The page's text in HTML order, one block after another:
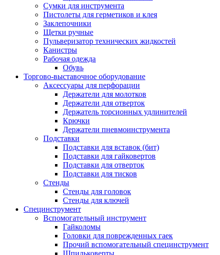
Сумки для инструмента
Пистолеты для герметиков и клея
Заклепочники
Щетки ручные
Пульверизатор технических жидкостей
Канистры
Рабочая одежда
Обувь
Торгово-выставочное оборудование
Аксессуары для перфорации
Держатели для молотков
Держатели для отверток
Держатель торсионных удлинителей
Крючки
Держатели пневмоинструмента
Подставки
Подставки для вставок (бит)
Подставки для гайковертов
Подставки для отверток
Подставки для тисков
Стенды
Стенды для головок
Стенды для ключей
Специнструмент
Вспомогательный инструмент
Гайколомы
Головки для поврежденных гаек
Прочий вспомогательный специнструмент
Шпильковерты